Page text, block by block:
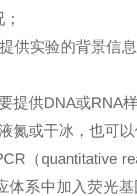
供实验的背景信
提供DNA或RNA
氮或干冰，也可
（ quantitative
体系中加入荧光